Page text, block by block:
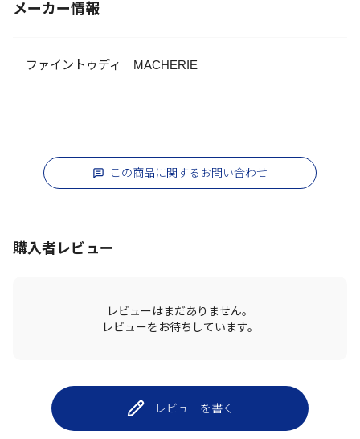
メーカー情報
ファイントゥディ MACHERIE
この商品に関するお問い合わせ
購入者レビュー
レビューはまだありません。
レビューをお待ちしています。
レビューを書く